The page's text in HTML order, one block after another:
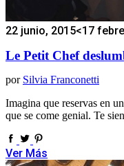
22 junio, 2015<17
Le Petit Chef
por Silvia Franconetti
Imagina que reservas en
que se come genial. Te
Ver Más